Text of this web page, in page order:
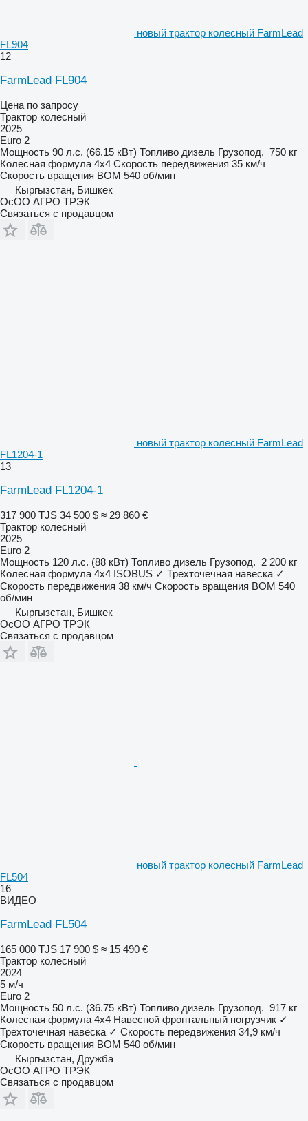
новый трактор колесный FarmLead
FL904
12
FarmLead FL904
Цена по запросу
Трактор колесный
2025
Euro 2
Мощность 90 л.с. (66.15 кВт) Топливо дизель Грузопод. 750 кг
Колесная формула 4x4 Скорость передвижения 35 км/ч
Скорость вращения ВОМ 540 об/мин
Кыргызстан, Бишкек
ОсОО АГРО ТРЭК
Связаться с продавцом
новый трактор колесный FarmLead
FL1204-1
13
FarmLead FL1204-1
317 900 TJS 34 500 $ ≈ 29 860 €
Трактор колесный
2025
Euro 2
Мощность 120 л.с. (88 кВт) Топливо дизель Грузопод. 2 200 кг
Колесная формула 4x4 ISOBUS ✓ Трехточечная навеска ✓
Скорость передвижения 38 км/ч Скорость вращения ВОМ 540
об/мин
Кыргызстан, Бишкек
ОсОО АГРО ТРЭК
Связаться с продавцом
новый трактор колесный FarmLead
FL504
16
ВИДЕО
FarmLead FL504
165 000 TJS 17 900 $ ≈ 15 490 €
Трактор колесный
2024
5 м/ч
Euro 2
Мощность 50 л.с. (36.75 кВт) Топливо дизель Грузопод. 917 кг
Колесная формула 4x4 Навесной фронтальный погрузчик ✓
Трехточечная навеска ✓ Скорость передвижения 34,9 км/ч
Скорость вращения ВОМ 540 об/мин
Кыргызстан, Дружба
ОсОО АГРО ТРЭК
Связаться с продавцом